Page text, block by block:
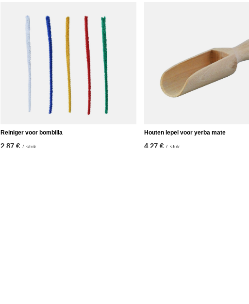
Reiniger voor bombilla
2,87 € / stuk
Houten lepel voor yerba mate
4,27 € / stuk